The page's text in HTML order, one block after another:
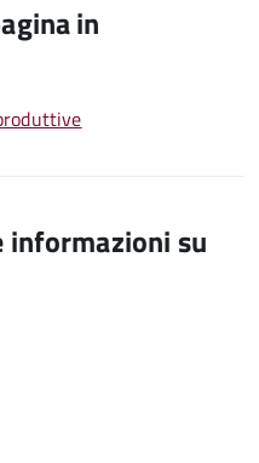
in
informazioni su